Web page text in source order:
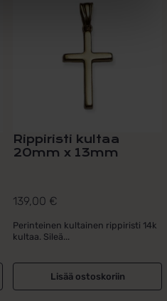
Rippiristi kultaa
20mm x 13mm
139,00 €
Perinteinen kultainen rippiristi 14k
kultaa. Sileä...
Lisää ostoskoriin